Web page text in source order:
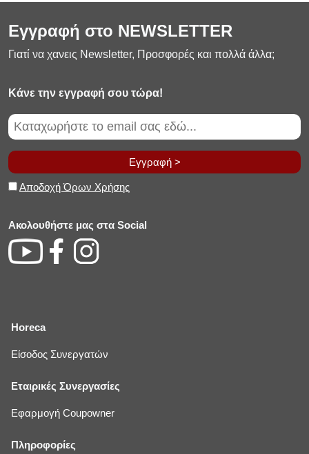
Εγγραφή στο NEWSLETTER
Γιατί να χανεις Newsletter, Προσφορές και πολλά άλλα;
Κάνε την εγγραφή σου τώρα!
Εγγραφή >
Αποδοχή Όρων Χρήσης
Ακολουθήστε μας στα Social
Horeca
Είσοδος Συνεργατών
Εταιρικές Συνεργασίες
Εφαρμογή Coupowner
Πληροφορίες